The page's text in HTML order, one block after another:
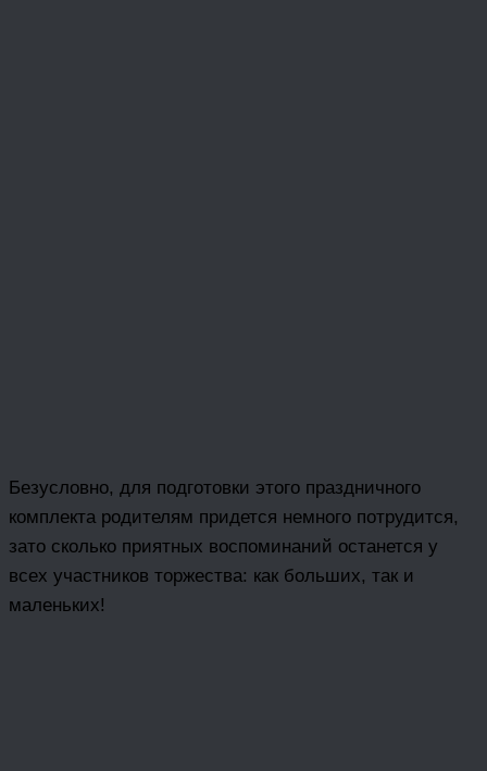
Безусловно, для подготовки этого праздничного
комплекта родителям придется немного потрудится,
зато сколько приятных воспоминаний останется у
всех участников торжества: как больших, так и
маленьких!